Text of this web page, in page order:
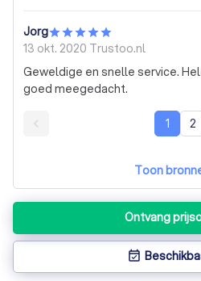
met volle vertrouwen nu mijn
goede website is het halve begin!
Jorg
13 okt. 2020 Trustoo.nl
Geweldige en snelle service.
goed meegedacht.
1 2
Toon
Ontvang
event_available